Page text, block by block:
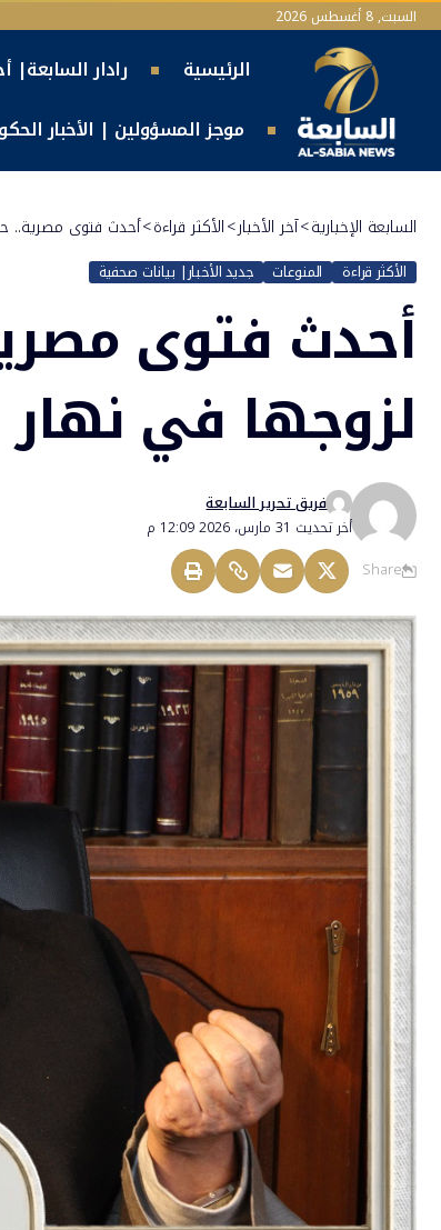
السبت, 8 أغسطس 2026
الرئيسية رادار السابعة|
موجز المسؤولين | الأخبار
السابعة الإخبارية>آخر الأخبار>الأكثر قراءة>أحدث فتوى مصرية..
الأكثر قراءة المنوعات جديد الأخبار| بيانات صحفية
أحدث فتوى
لزوجها في
أخر تحديث 31 مارس، 2026 12:09 م
فريق تحرير السابعة
Share